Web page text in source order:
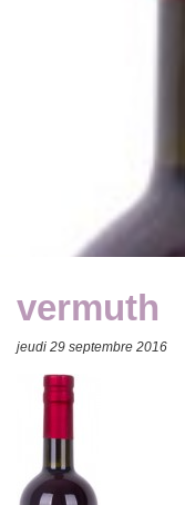
vermuth
jeudi 29 septembre 2016